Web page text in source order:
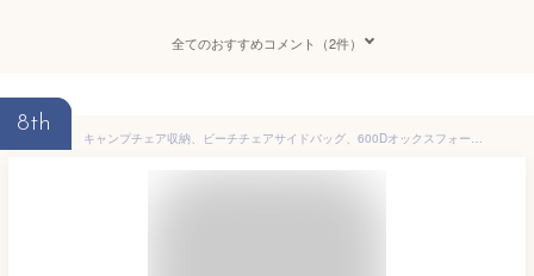
全てのおすすめコメント（2件）
8th
キャンプチェア収納、ビーチチェアサイドバッグ、600Dオックスフォード製アームサイドバッグ、複数のポケット付き、フィッシングチェア、車椅子、ベビーカー、ベッドサイド、ビーチサンド、キャンプ用品収納に